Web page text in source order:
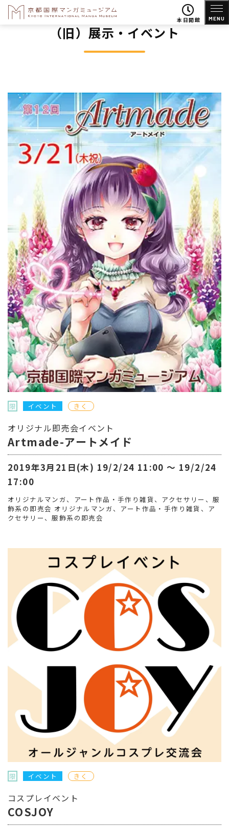
本日開館 MENU
（旧）展示・イベント
限 イベント きく
オリジナル即売会イベント
Artmade-アートメイド
2019年3月21日(木) 19/2/24 11:00 〜 19/2/24
17:00
オリジナルマンガ、アート作品・手作り雑貨、アクセサリー、服
飾系の即売会 オリジナルマンガ、アート作品・手作り雑貨、ア
クセサリー、服飾系の即売会
限 イベント きく
コスプレイベント
COSJOY